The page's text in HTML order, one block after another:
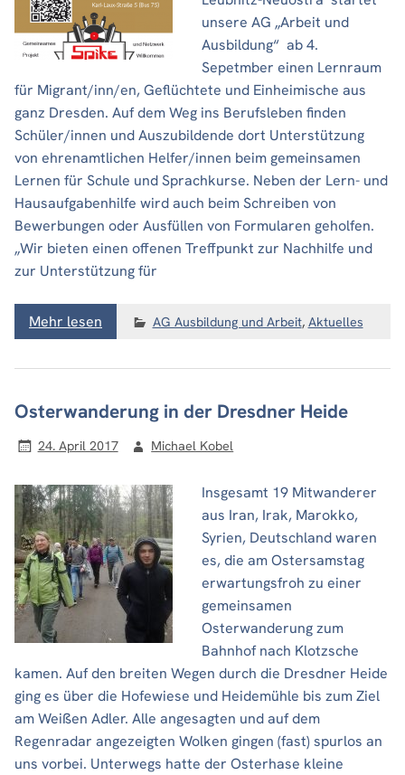
unsere AG „Arbeit und
Ausbildung“ ab 4.
Sepetmber einen Lernraum
für Migrant/inn/en, Geflüchtete und Einheimische aus
ganz Dresden. Auf dem Weg ins Berufsleben finden
Schüler/innen und Auszubildende dort Unterstützung
von ehrenamtlichen Helfer/innen beim gemeinsamen
Lernen für Schule und Sprachkurse. Neben der Lern- und
Hausaufgabenhilfe wird auch beim Schreiben von
Bewerbungen oder Ausfüllen von Formularen geholfen.
„Wir bieten einen offenen Treffpunkt zur Nachhilfe und
zur Unterstützung für
Mehr lesen AG Ausbildung und Arbeit, Aktuelles
Osterwanderung in der Dresdner Heide
24. April 2017 Michael Kobel
Insgesamt 19 Mitwanderer
aus Iran, Irak, Marokko,
Syrien, Deutschland waren
es, die am Ostersamstag
erwartungsfroh zu einer
gemeinsamen
Osterwanderung zum
Bahnhof nach Klotzsche
kamen. Auf den breiten Wegen durch die Dresdner Heide
ging es über die Hofewiese und Heidemühle bis zum Ziel
am Weißen Adler. Alle angesagten und auf dem
Regenradar angezeigten Wolken gingen (fast) spurlos an
uns vorbei. Unterwegs hatte der Osterhase kleine